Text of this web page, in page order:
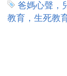
爸媽心聲，
教育，生死教